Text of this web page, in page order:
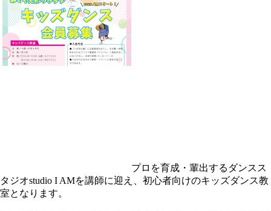
プロを育成・輩出するダンスス
タジオstudio I AMを講師に迎え、初心者向けのキッズダンス教
室となります。